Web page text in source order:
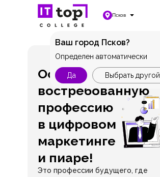
Псков
Ваш город Псков?
Да Выбрать другой
Определен автоматически
Это профессии будущего, где
Освой
востребованную
профессию
в цифровом
маркетинге
и пиаре!